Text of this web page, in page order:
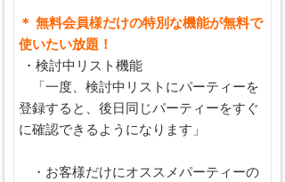
＊ 無料会員様だけの特別な機能が無料で
使いたい放題！
・検討中リスト機能
「一度、検討中リストにパーティーを
登録すると、後日同じパーティーをすぐ
に確認できるようになります」
・お客様だけにオススメパーティーの